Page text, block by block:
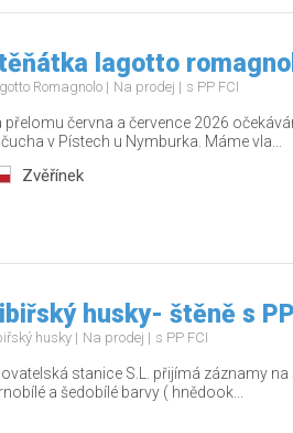
lagotto
Romagnolo Na prodej s PP FCI
přelomu června a července 2026
v Pístech u Nymburka. Máme vla...
Zvěřínek
husky- štěně s PP
husky Na prodej s PP FCI
stanice S.L. přijímá záznamy
a šedobílé barvy ( hnědook...